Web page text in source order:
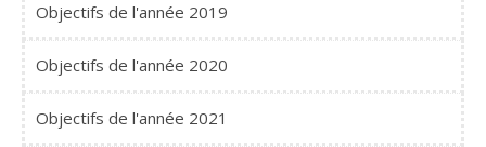
Objectifs de l'année 2019
Objectifs de l'année 2020
Objectifs de l'année 2021